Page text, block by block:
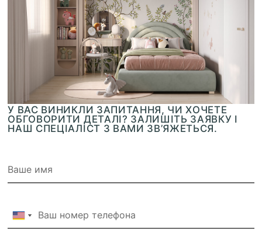
У ВАС ВИНИКЛИ ЗАПИТАННЯ, ЧИ ХОЧЕТЕ
ОБГОВОРИТИ ДЕТАЛІ? ЗАЛИШІТЬ ЗАЯВКУ І
НАШ СПЕЦІАЛІСТ З ВАМИ ЗВ’ЯЖЕТЬСЯ.